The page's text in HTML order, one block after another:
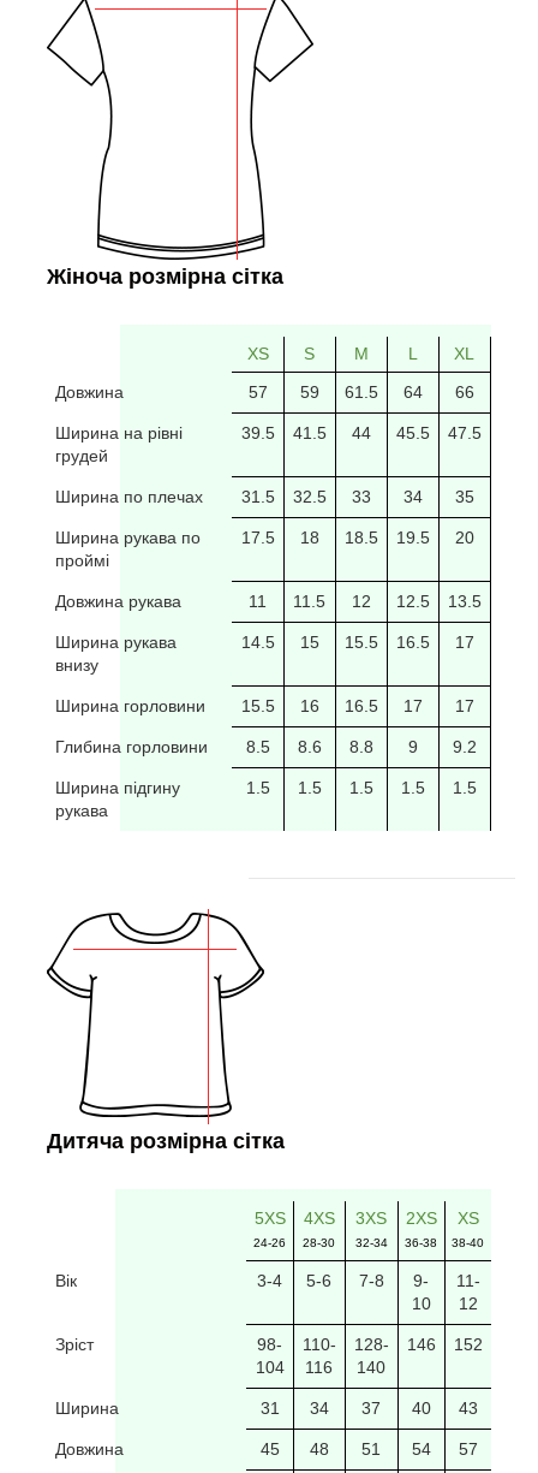
Жіноча розмірна сітка
XS S M L XL
Довжина
57 59 61.5 64 66
Ширина на рівні
грудей
39.5 41.5 44 45.5 47.5
Ширина по плечах 31.5 32.5 33 34 35
Ширина рукава по
проймі
17.5 18 18.5 19.5 20
Довжина рукава 11 11.5 12 12.5 13.5
Ширина рукава
внизу
14.5 15 15.5 16.5 17
Ширина горловини 15.5 16 16.5 17 17
Глибина горловини 8.5 8.6 8.8 9 9.2
Ширина підгину
рукава
1.5 1.5 1.5 1.5 1.5
Дитяча розмірна сітка
5XS
24-26
4XS
28-30
3XS
32-34
2XS
36-38
XS
38-40
Вік 3-4 5-6 7-8
9-
10
11-
12
Зріст
98-
104
110-
116
128-
140
146 152
Ширина 31 34 37 40 43
Довжина 45 48 51 54 57